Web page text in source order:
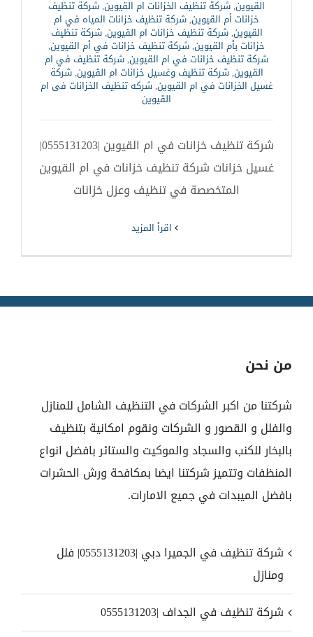
القيوين,شركة تنظيف الخزانات ام القيوين,شركة تنظيف
خزانات أم القيوين,شركة تنظيف خزانات المياه في ام
القيوين,شركة تنظيف خزانات ام القيوين,شركة تنظيف
خزانات بأم القيوين,شركة تنظيف خزانات في أم القيوين,
شركة تنظيف خزانات في ام القيوين,شركة تنظيف في ام
القيوين,شركة تنظيف وغسيل خزانات ام القيوين,شركة
غسيل الخزانات في ام القيوين,شركه تنظيف الخزانات فى ام
القيوين
شركة تنظيف خزانات في ام القيوين |0555131203|
غسيل خزانات شركة تنظيف خزانات في ام القيوين
المتخصصة في تنظيف وعزل خزانات
من نحن
شركتنا من اكبر الشركات في التنظيف الشامل للمنازل
والفلل و القصور و الشركات ونقوم امكانية بتنظيف
بالبخار للكنب والسجاد والموكيت والستائر بافضل انواع
المنظفات وتتميز شركتنا ايضا بمكافحة ورش الحشرات
بافضل الميبدات في جميع الامارات.
شركة تنظيف في الجميرا دبي |0555131203| فلل
ومنازل
شركة تنظيف في الجداف |0555131203